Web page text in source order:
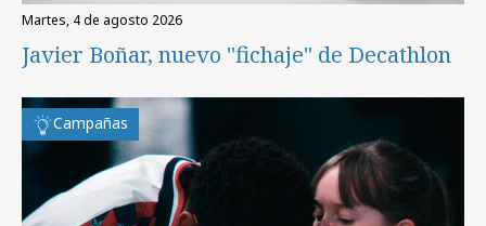
martes, 4 de agosto 2026
Javier Boñar, nuevo "fichaje" de Decathlon
Campañas